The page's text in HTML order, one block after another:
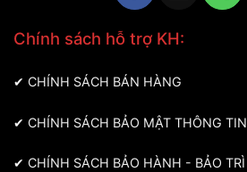
Chính sách hỗ trợ KH:
✔ CHÍNH SÁCH BÁN HÀNG
✔ CHÍNH SÁCH BẢO MẬT THÔNG TIN
✔ CHÍNH SÁCH BẢO HÀNH - BẢO TRÌ